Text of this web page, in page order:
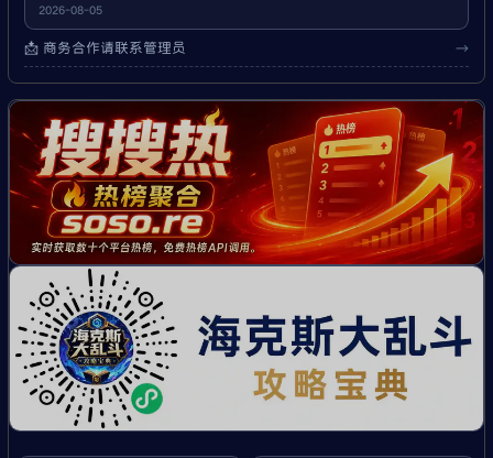
2026-08-05
📩 商务合作请联系管理员 →